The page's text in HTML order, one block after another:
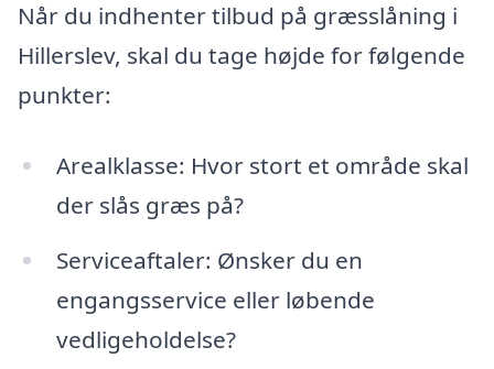
Når du indhenter tilbud på græsslåning i
Hillerslev, skal du tage højde for følgende
punkter:
Arealklasse: Hvor stort et område skal
der slås græs på?
Serviceaftaler: Ønsker du en
engangsservice eller løbende
vedligeholdelse?